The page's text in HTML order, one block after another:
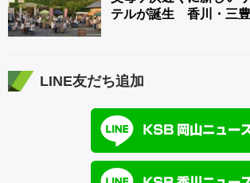
テルが誕生 香川・三
LINE友だち追加